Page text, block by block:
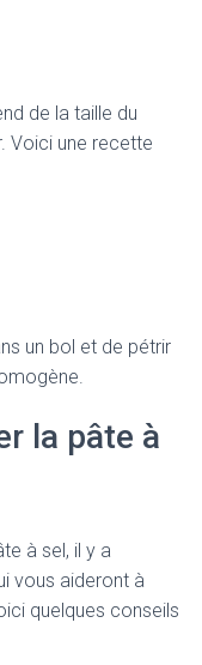
de la taille du
Voici une recette
un bol et de pétrir
la pâte à
à sel, il y a
vous aideront à
quelques conseils